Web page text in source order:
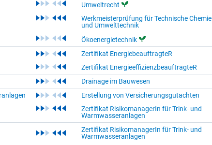
Umweltrecht
Werkmeisterprüfung für Technische Chemie
und Umwelttechnik
Ökoenergietechnik
Zertifikat EnergiebeauftragteR
Zertifikat EnergieeffizienzbeauftragteR
Drainage im Bauwesen
Erstellung von Versicherungsgutachten
Zertifikat RisikomanagerIn für Trink- und
Warmwasseranlagen
Zertifikat RisikomanagerIn für Trink- und
Warmwasseranlagen